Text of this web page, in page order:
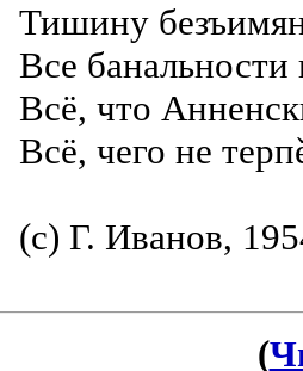
Тишину
Все банальности
Всё, что
Всё, чего не
(c) Г. Иванов,
(